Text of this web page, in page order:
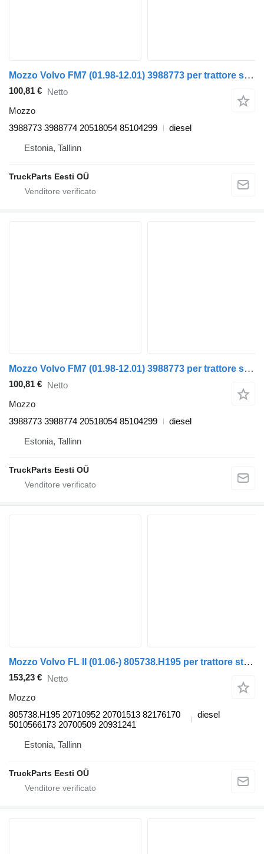
Mozzo Volvo FM7 (01.98-12.01) 3988773 per trattore stradale Volvo FM7-FM12, FM, FMX (1998-2014)
100,81 € Netto
Mozzo
3988773 3988774 20518054 85104299
diesel
Estonia, Tallinn
TruckParts Eesti OÜ
Mozzo Volvo FM7 (01.98-12.01) 3988773 per trattore stradale Volvo FM7-FM12, FM, FMX (1998-2014)
100,81 € Netto
Mozzo
3988773 3988774 20518054 85104299
diesel
Estonia, Tallinn
TruckParts Eesti OÜ
Mozzo Volvo FL II (01.06-) 805738.H195 per trattore stradale Volvo FL, FE (2005-2014)
153,23 € Netto
Mozzo
805738.H195 20710952 20701513 82176170
5010566173 20700509 20931241
diesel
Estonia, Tallinn
TruckParts Eesti OÜ